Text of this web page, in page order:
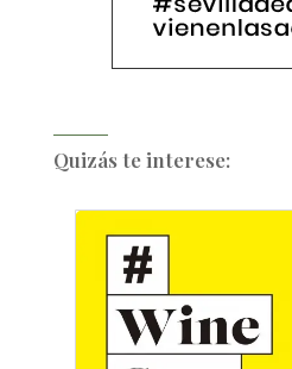
Quizás te interese: